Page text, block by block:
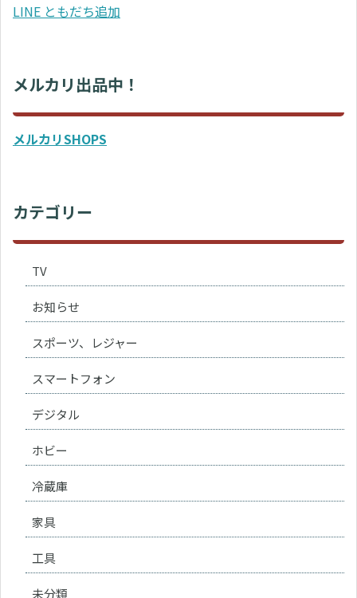
LINE ともだち追加
メルカリ出品中！
メルカリSHOPS
カテゴリー
TV
お知らせ
スポーツ、レジャー
スマートフォン
デジタル
ホビー
冷蔵庫
家具
工具
未分類